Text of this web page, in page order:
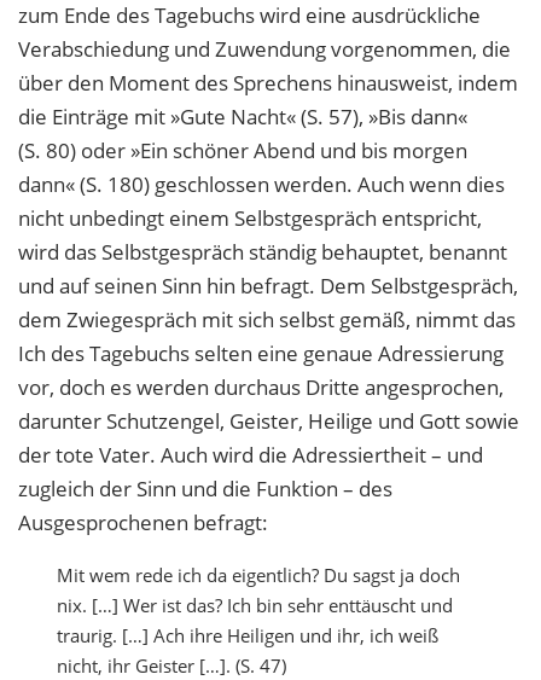
zum Ende des Tagebuchs wird eine ausdrückliche
Verabschiedung und Zuwendung vorgenommen, die
über den Moment des Sprechens hinausweist, indem
die Einträge mit »Gute Nacht« (S. 57), »Bis dann«
(S. 80) oder »Ein schöner Abend und bis morgen
dann« (S. 180) geschlossen werden. Auch wenn dies
nicht unbedingt einem Selbstgespräch entspricht,
wird das Selbstgespräch ständig behauptet, benannt
und auf seinen Sinn hin befragt. Dem Selbstgespräch,
dem Zwiegespräch mit sich selbst gemäß, nimmt das
Ich des Tagebuchs selten eine genaue Adressierung
vor, doch es werden durchaus Dritte angesprochen,
darunter Schutzengel, Geister, Heilige und Gott sowie
der tote Vater. Auch wird die Adressiertheit – und
zugleich der Sinn und die Funktion – des
Ausgesprochenen befragt:
Mit wem rede ich da eigentlich? Du sagst ja doch
nix. […] Wer ist das? Ich bin sehr enttäuscht und
traurig. […] Ach ihre Heiligen und ihr, ich weiß
nicht, ihr Geister […]. (S. 47)